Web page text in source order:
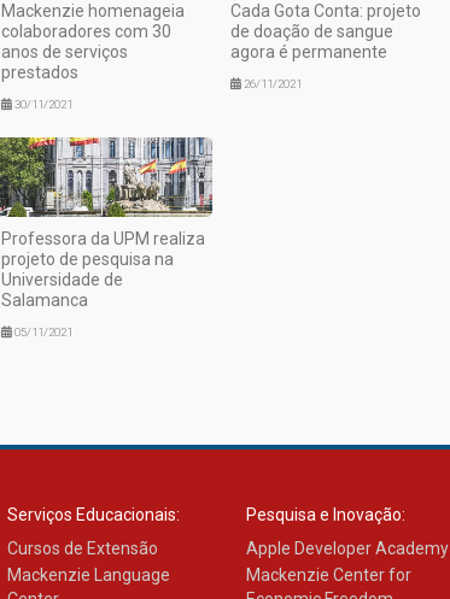
Mackenzie homenageia
colaboradores com 30
anos de serviços
prestados
30/11/2021
Cada Gota Conta: projeto
de doação de sangue
agora é permanente
26/11/2021
Professora da UPM realiza
projeto de pesquisa na
Universidade de
Salamanca
05/11/2021
Serviços Educacionais:
Cursos de Extensão
Mackenzie Language
Pesquisa e Inovação:
Apple Developer Academy
Mackenzie Center for